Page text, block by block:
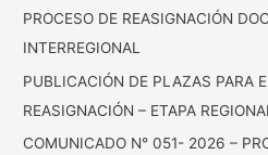
PROCESO DE REASIGNACIÓN
INTERREGIONAL
PUBLICACIÓN DE PLAZAS PARA
REASIGNACIÓN – ETAPA
COMUNICADO N° 051- 2026 –